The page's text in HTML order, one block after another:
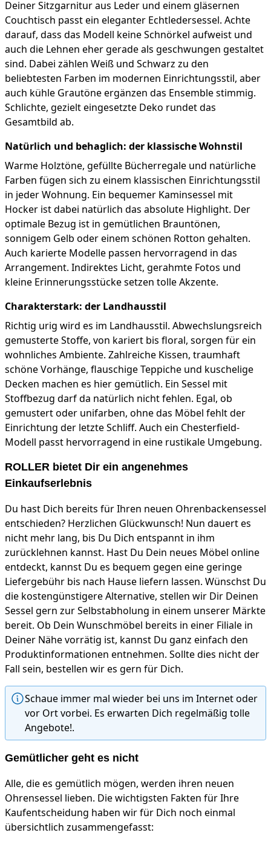
Deiner Sitzgarnitur aus Leder und einem gläsernen
Couchtisch passt ein eleganter Echtledersessel. Achte
darauf, dass das Modell keine Schnörkel aufweist und
auch die Lehnen eher gerade als geschwungen gestaltet
sind. Dabei zählen Weiß und Schwarz zu den
beliebtesten Farben im modernen Einrichtungsstil, aber
auch kühle Grautöne ergänzen das Ensemble stimmig.
Schlichte, gezielt eingesetzte Deko rundet das
Gesamtbild ab.
Natürlich und behaglich: der klassische Wohnstil
Warme Holztöne, gefüllte Bücherregale und natürliche
Farben fügen sich zu einem klassischen Einrichtungsstil
in jeder Wohnung. Ein bequemer Kaminsessel mit
Hocker ist dabei natürlich das absolute Highlight. Der
optimale Bezug ist in gemütlichen Brauntönen,
sonnigem Gelb oder einem schönen Rotton gehalten.
Auch karierte Modelle passen hervorragend in das
Arrangement. Indirektes Licht, gerahmte Fotos und
kleine Erinnerungsstücke setzen tolle Akzente.
Charakterstark: der Landhausstil
Richtig urig wird es im Landhausstil. Abwechslungsreich
gemusterte Stoffe, von kariert bis floral, sorgen für ein
wohnliches Ambiente. Zahlreiche Kissen, traumhaft
schöne Vorhänge, flauschige Teppiche und kuschelige
Decken machen es hier gemütlich. Ein Sessel mit
Stoffbezug darf da natürlich nicht fehlen. Egal, ob
gemustert oder unifarben, ohne das Möbel fehlt der
Einrichtung der letzte Schliff. Auch ein Chesterfield-
Modell passt hervorragend in eine rustikale Umgebung.
ROLLER bietet Dir ein angenehmes
Einkaufserlebnis
Du hast Dich bereits für Ihren neuen Ohrenbackensessel
entschieden? Herzlichen Glückwunsch! Nun dauert es
nicht mehr lang, bis Du Dich entspannt in ihm
zurücklehnen kannst. Hast Du Dein neues Möbel online
entdeckt, kannst Du es bequem gegen eine geringe
Liefergebühr bis nach Hause liefern lassen. Wünschst Du
die kostengünstigere Alternative, stellen wir Dir Deinen
Sessel gern zur Selbstabholung in einem unserer Märkte
bereit. Ob Dein Wunschmöbel bereits in einer Filiale in
Deiner Nähe vorrätig ist, kannst Du ganz einfach den
Produktinformationen entnehmen. Sollte dies nicht der
Fall sein, bestellen wir es gern für Dich.
Schaue immer mal wieder bei uns im Internet oder
vor Ort vorbei. Es erwarten Dich regelmäßig tolle
Angebote!.
Gemütlicher geht es nicht
Alle, die es gemütlich mögen, werden ihren neuen
Ohrensessel lieben. Die wichtigsten Fakten für Ihre
Kaufentscheidung haben wir für Dich noch einmal
übersichtlich zusammengefasst: